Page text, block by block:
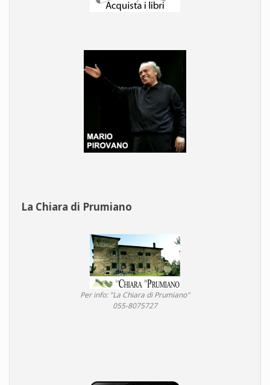
La Chiara di Prumiano
Per info: "La Chiara di Prumiano"
055-8075727